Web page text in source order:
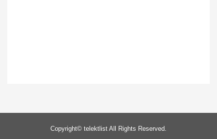
Copyright© telektlist All Rights Reserved.